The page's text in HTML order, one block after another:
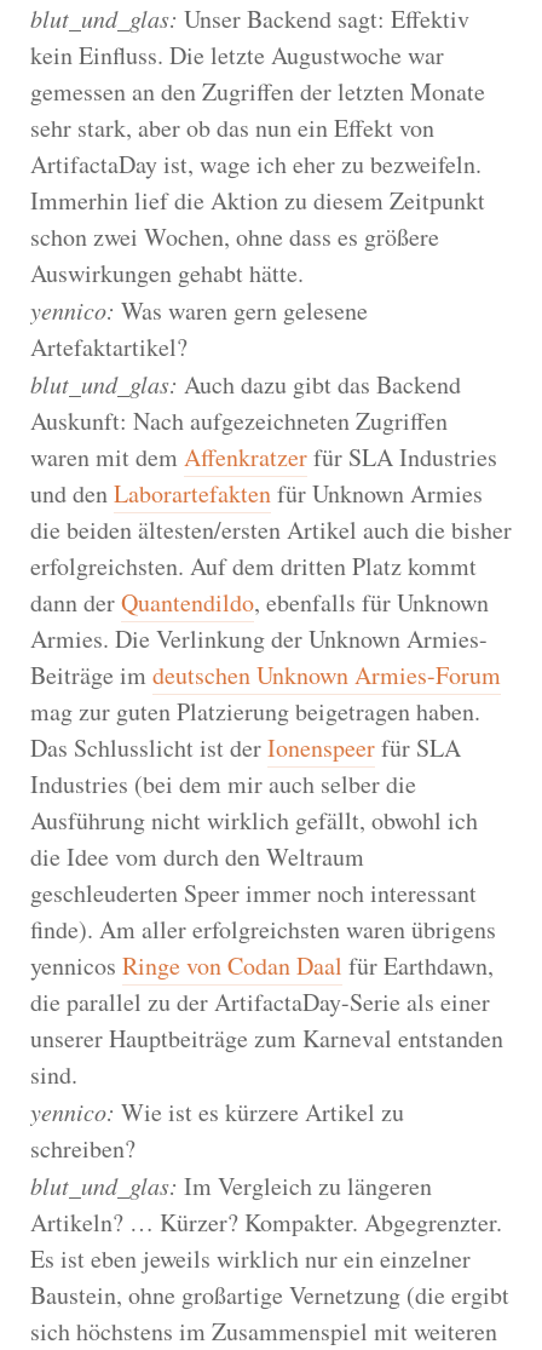
blut_und_glas: Unser Backend sagt: Effektiv
kein Einfluss. Die letzte Augustwoche war
gemessen an den Zugriffen der letzten Monate
sehr stark, aber ob das nun ein Effekt von
ArtifactaDay ist, wage ich eher zu bezweifeln.
Immerhin lief die Aktion zu diesem Zeitpunkt
schon zwei Wochen, ohne dass es größere
Auswirkungen gehabt hätte.
yennico: Was waren gern gelesene
Artefaktartikel?
blut_und_glas: Auch dazu gibt das Backend
Auskunft: Nach aufgezeichneten Zugriffen
waren mit demAffenkratzerfür SLA Industries
und denLaborartefaktenfür Unknown Armies
die beiden ältesten/ersten Artikel auch die bisher
erfolgreichsten. Auf dem dritten Platz kommt
dann derQuantendildo, ebenfalls für Unknown
Armies. Die Verlinkung der Unknown Armies-
Beiträge imdeutschen Unknown Armies-Forum
mag zur guten Platzierung beigetragen haben.
Das Schlusslicht ist derIonenspeerfür SLA
Industries (bei dem mir auch selber die
Ausführung nicht wirklich gefällt, obwohl ich
die Idee vom durch den Weltraum
geschleuderten Speer immer noch interessant
finde). Am aller erfolgreichsten waren übrigens
yennicos Ringe von Codan Daal für Earthdawn,
die parallel zu der ArtifactaDay-Serie als einer
unserer Hauptbeiträge zum Karneval entstanden
sind.
yennico: Wie ist es kürzere Artikel zu
schreiben?
blut_und_glas: Im Vergleich zu längeren
Artikeln? … Kürzer? Kompakter. Abgegrenzter.
Es ist eben jeweils wirklich nur ein einzelner
Baustein, ohne großartige Vernetzung (die ergibt
sich höchstens im Zusammenspiel mit weiteren